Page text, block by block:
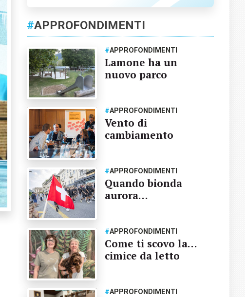
#APPROFONDIMENTI
#APPROFONDIMENTI
Lamone ha un
nuovo parco
#APPROFONDIMENTI
Vento di
cambiamento
#APPROFONDIMENTI
Quando bionda
aurora…
#APPROFONDIMENTI
Come ti scovo la…
cimice da letto
#APPROFONDIMENTI